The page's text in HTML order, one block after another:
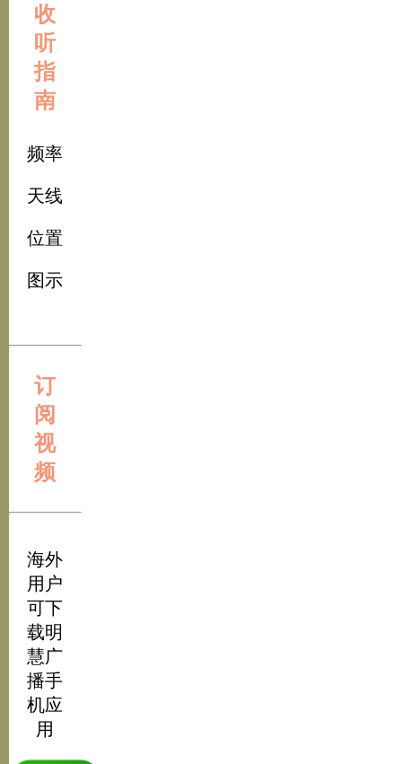
收
听
指
南
频率
天线
位置
图示
订
阅
视
频
海外
用户
可下
载明
慧广
播手
机应
用